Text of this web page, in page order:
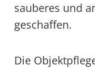
sauberes und
geschaffen.
Die